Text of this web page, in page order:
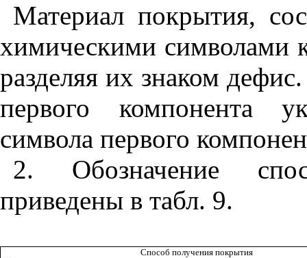
Материал покрытия,
химическими символами
разделяя их знаком
первого компонента
символа первого
2. Обозначение
приведены в табл. 9.
Способ получения покрытия